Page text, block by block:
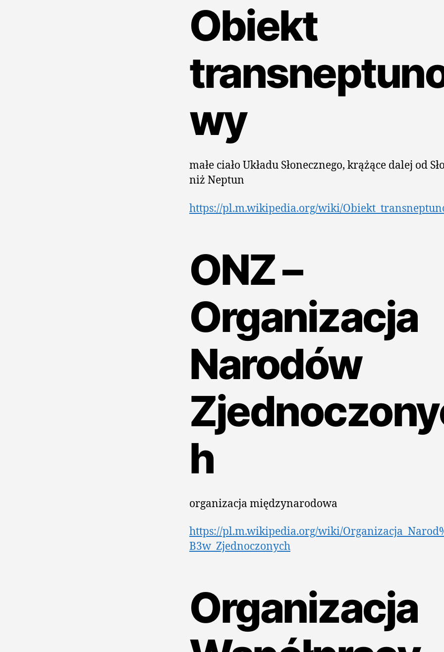
Obiekt
wy
małe ciało Układu Słonecznego, krążące dalej od
niż Neptun
https://pl.m.wikipedia.org/wiki/
ONZ –
Organizacja
Narodów
h
organizacja międzynarodowa
https://pl.m.wikipedia.org/wiki/
B3w_Zjednoczonych
Organizacja